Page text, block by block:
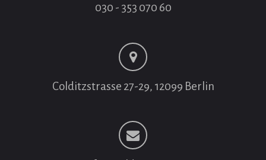
030 - 353 070 60
Colditzstrasse 27-29, 12099 Berlin